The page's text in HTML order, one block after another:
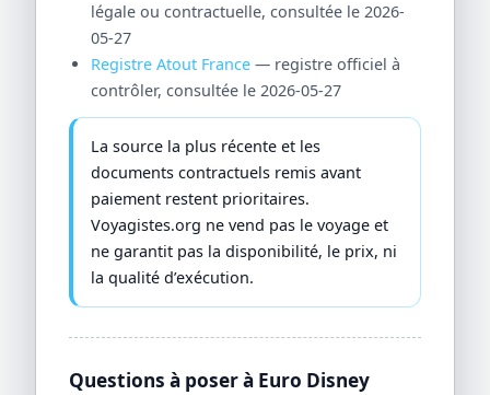
légale ou contractuelle, consultée le 2026-
05-27
Registre Atout France— registre officiel à
contrôler, consultée le 2026-05-27
La source la plus récente et les
documents contractuels remis avant
paiement restent prioritaires.
Voyagistes.org ne vend pas le voyage et
ne garantit pas la disponibilité, le prix, ni
la qualité d’exécution.
Questions à poser à Euro Disney